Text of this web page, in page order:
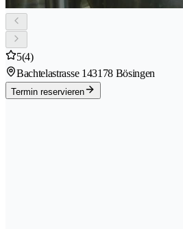
5(4)
Bachtelastrasse 143178 Bösingen
Termin reservieren